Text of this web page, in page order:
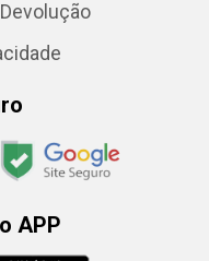
APP